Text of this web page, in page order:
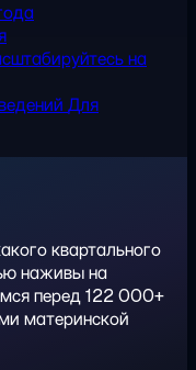
на
Для
квартального
наживы на
перед 122 000+
материнской